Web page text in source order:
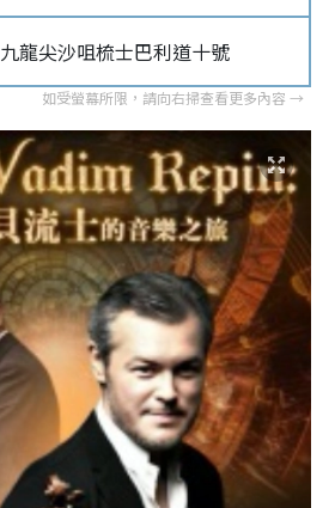
九龍尖沙咀梳士巴利道十號